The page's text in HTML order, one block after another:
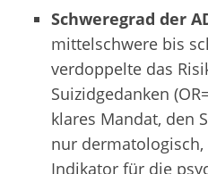
Schweregrad der
mittelschwere bis
verdoppelte das
Suizidgedanken
klares Mandat, den
nur
Indikator für die